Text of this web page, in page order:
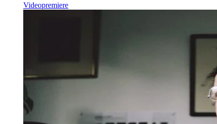
Videopremiere